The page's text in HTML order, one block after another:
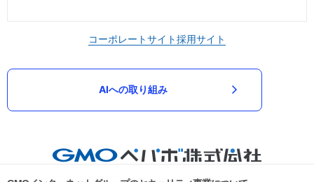
コーポレートサイト採用サイト
AIへの取り組み